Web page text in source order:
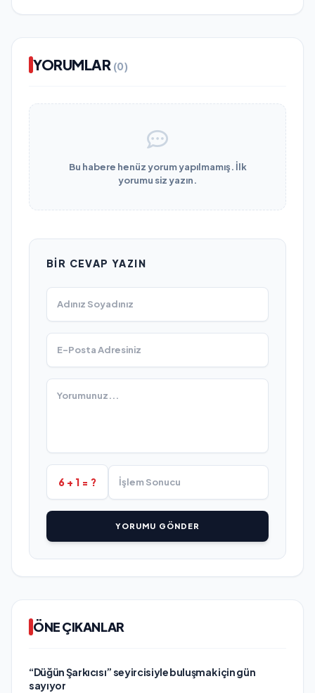
YORUMLAR (0)
Bu habere henüz yorum yapılmamış. İlk
yorumu siz yazın.
BIR CEVAP YAZIN
6 + 1 = ?
YORUMU GÖNDER
ÖNE ÇIKANLAR
“Düğün Şarkıcısı” seyircisiyle buluşmak için gün
sayıyor